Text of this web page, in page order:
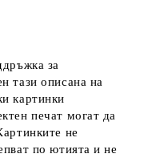
за
тази описана на
картинки
печат могат да
не
по ютията и не